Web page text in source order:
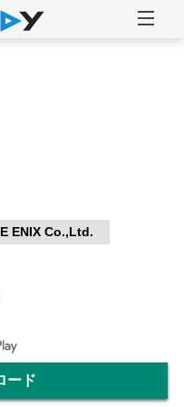
ENIX Co.,Ltd.
ード